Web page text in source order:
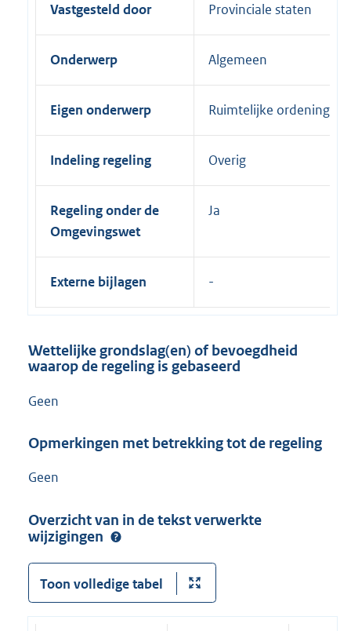
Vastgesteld door Provinciale staten
Onderwerp Algemeen
Eigen onderwerp Ruimtelijke ordening
Indeling regeling Overig
Regeling onder de
Omgevingswet
Ja
Externe bijlagen
Wettelijke grondslag(en) of bevoegdheid
waarop de regeling is gebaseerd
Geen
Opmerkingen met betrekking tot de regeling
Geen
Overzicht van in de tekst verwerkte
wijzigingen
Toon volledige tabel